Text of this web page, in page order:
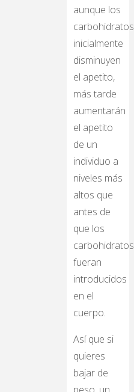
aunque los
carbohidratos
inicialmente
disminuyen
el apetito,
más tarde
aumentarán
el apetito
de un
individuo a
niveles más
altos que
antes de
que los
carbohidratos
fueran
introducidos
en el
cuerpo.
Así que si
quieres
bajar de